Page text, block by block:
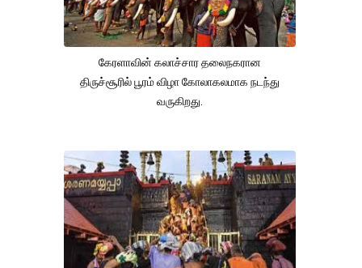
கேரளாவின் கலாச்சார தலைநகரான
திருச்சூரில் பூரம் விழா கோலாகலமாக நடந்து
வருகிறது.